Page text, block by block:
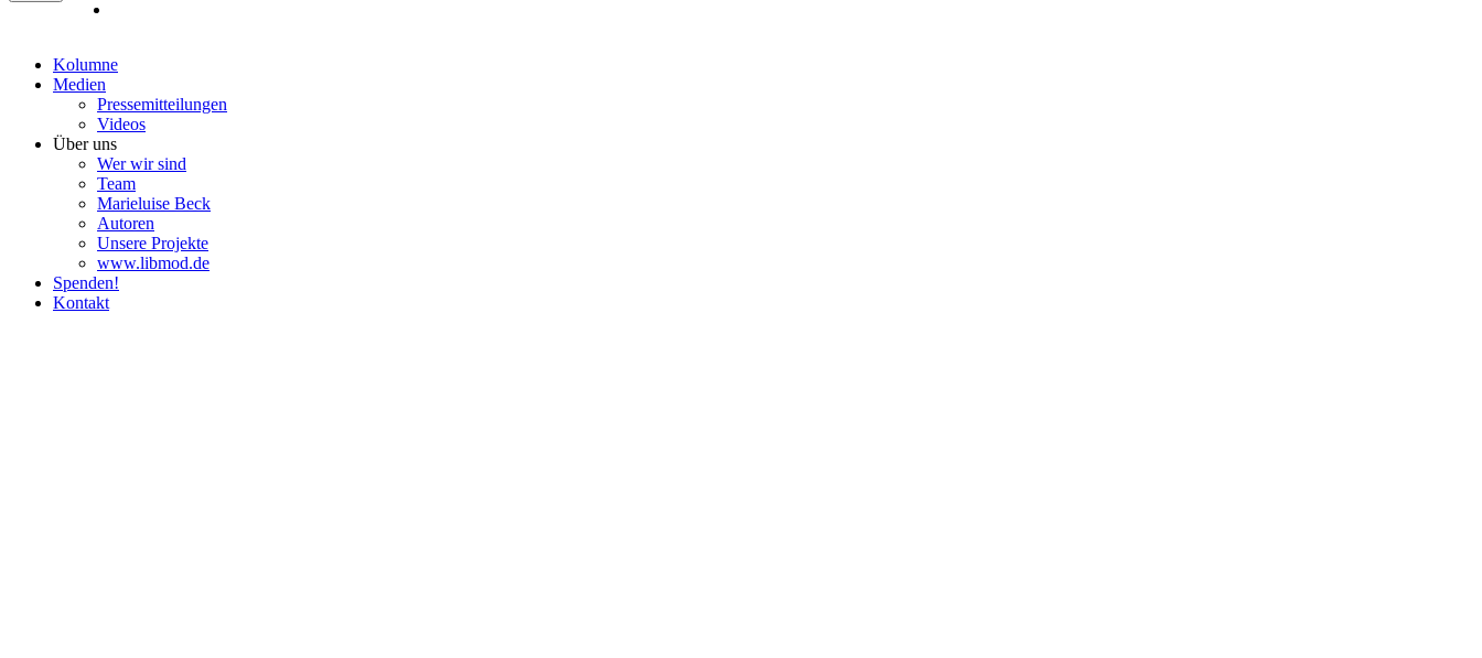
Kolumne
Medien
Pres­se­mit­tei­lun­gen
Videos
Über uns
Wer wir sind
Team
Marie­luise Beck
Autoren
Unsere Pro­jekte
www.libmod.de
Spenden!
Kontakt